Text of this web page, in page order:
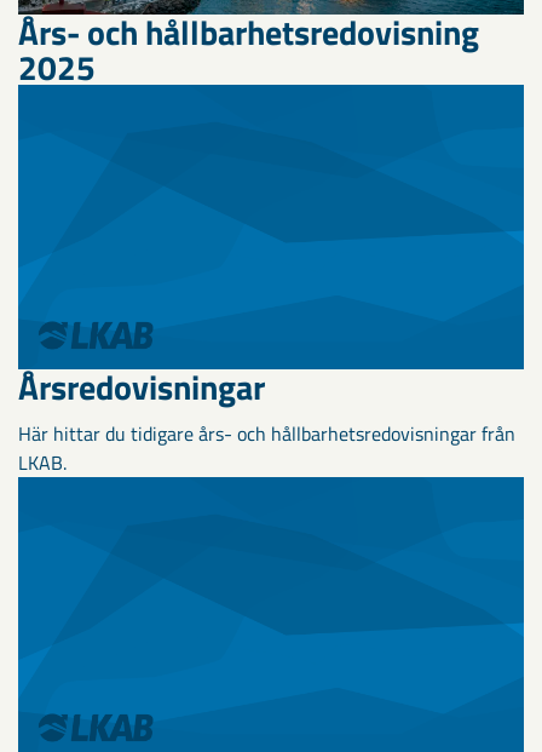
Års- och hållbarhetsredovisning
2025
Årsredovisningar
Här hittar du tidigare års- och hållbarhetsredovisningar från
LKAB.